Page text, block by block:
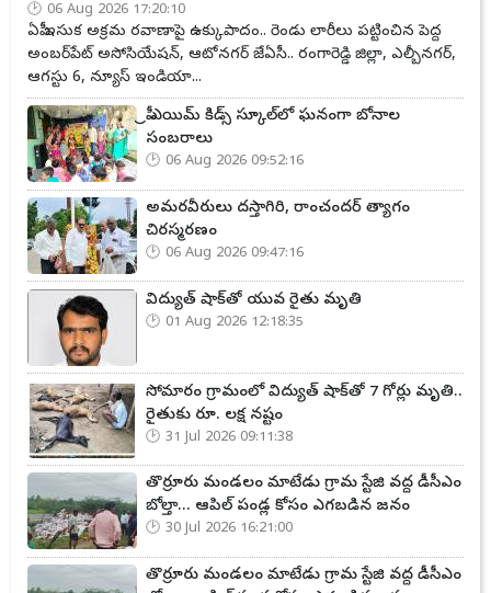
06 Aug 2026 17:20:10
ఏపీ ఇసుక అక్రమ రవాణాపై ఉక్కుపాదం.. రెండు లారీలు పట్టించిన పెద్ద
అంబర్‌పేట్ అసోసియేషన్, ఆటోనగర్ జేఏసీ.. రంగారెడ్డి జిల్లా, ఎల్బీనగర్,
ఆగస్టు 6, న్యూస్ ఇండియా...
ప్రీ ఎయిమ్ కిడ్స్ స్కూల్‌లో ఘనంగా బోనాల
సంబరాలు
06 Aug 2026 09:52:16
అమరవీరులు దస్తాగిరి, రాంచందర్ త్యాగం
చిరస్మరణం
06 Aug 2026 09:47:16
విద్యుత్ షాక్‌తో యువ రైతు మృతి
01 Aug 2026 12:18:35
సోమారం గ్రామంలో విద్యుత్ షాక్‌తో 7 గోర్లు మృతి..
రైతుకు రూ. లక్ష నష్టం
31 Jul 2026 09:11:38
తొర్రూరు మండలం మాటేడు గ్రామ స్టేజి వద్ద డీసీఎం
బోల్తా... ఆపిల్ పండ్ల కోసం ఎగబడిన జనం
30 Jul 2026 16:21:00
తొర్రూరు మండలం మాటేడు గ్రామ స్టేజి వద్ద డీసీఎం